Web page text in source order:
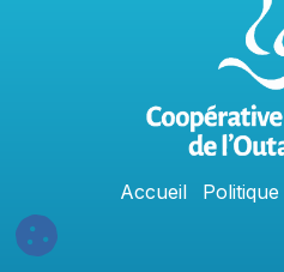
Accue​il Politique​​